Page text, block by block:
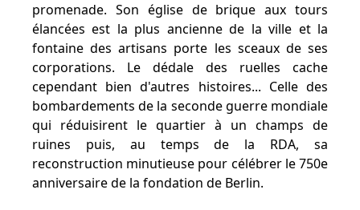
promenade. Son église de brique aux tours
élancées est la plus ancienne de la ville et la
fontaine des artisans porte les sceaux de ses
corporations. Le dédale des ruelles cache
cependant bien d'autres histoires... Celle des
bombardements de la seconde guerre mondiale
qui réduisirent le quartier à un champs de
ruines puis, au temps de la RDA, sa
reconstruction minutieuse pour célébrer le 750e
anniversaire de la fondation de Berlin.